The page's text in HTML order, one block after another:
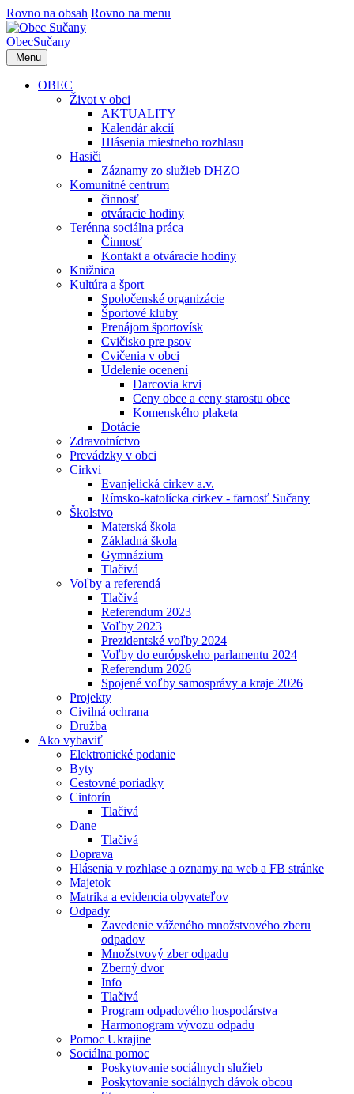
Rovno na obsah Rovno na menu
ObecSučany
Menu
OBEC
Život v obci
AKTUALITY
Kalendár akcií
Hlásenia miestneho rozhlasu
Hasiči
Záznamy zo služieb DHZO
Komunitné centrum
činnosť
otváracie hodiny
Terénna sociálna práca
Činnosť
Kontakt a otváracie hodiny
Knižnica
Kultúra a šport
Spoločenské organizácie
Športové kluby
Prenájom športovísk
Cvičisko pre psov
Cvičenia v obci
Udelenie ocenení
Darcovia krvi
Ceny obce a ceny starostu obce
Komenského plaketa
Dotácie
Zdravotníctvo
Prevádzky v obci
Cirkvi
Evanjelická cirkev a.v.
Rímsko-katolícka cirkev - farnosť Sučany
Školstvo
Materská škola
Základná škola
Gymnázium
Tlačivá
Voľby a referendá
Tlačivá
Referendum 2023
Voľby 2023
Prezidentské voľby 2024
Voľby do európskeho parlamentu 2024
Referendum 2026
Spojené voľby samosprávy a kraje 2026
Projekty
Civilná ochrana
Družba
Ako vybaviť
Elektronické podanie
Byty
Cestovné poriadky
Cintorín
Tlačivá
Dane
Tlačivá
Doprava
Hlásenia v rozhlase a oznamy na web a FB stránke
Majetok
Matrika a evidencia obyvateľov
Odpady
Zavedenie váženého množstvového zberu
odpadov
Množstvový zber odpadu
Zberný dvor
Info
Tlačivá
Program odpadového hospodárstva
Harmonogram vývozu odpadu
Pomoc Ukrajine
Sociálna pomoc
Poskytovanie sociálnych služieb
Poskytovanie sociálnych dávok obcou